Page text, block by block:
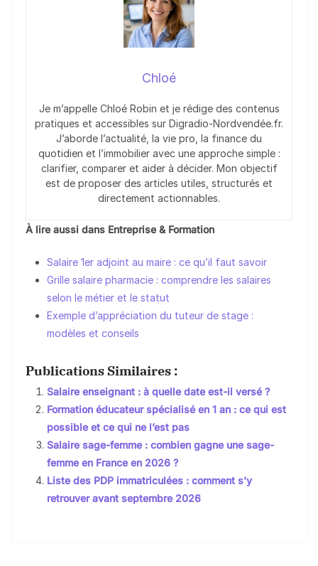
Chloé
Je m’appelle Chloé Robin et je rédige des contenus
pratiques et accessibles sur Digradio-Nordvendée.fr.
J’aborde l’actualité, la vie pro, la finance du
quotidien et l’immobilier avec une approche simple :
clarifier, comparer et aider à décider. Mon objectif
est de proposer des articles utiles, structurés et
directement actionnables.
À lire aussi dans Entreprise & Formation
Salaire 1er adjoint au maire : ce qu’il faut savoir
Grille salaire pharmacie : comprendre les salaires
selon le métier et le statut
Exemple d’appréciation du tuteur de stage :
modèles et conseils
Publications Similaires :
Salaire enseignant : à quelle date est-il versé ?
Formation éducateur spécialisé en 1 an : ce qui est
possible et ce qui ne l’est pas
Salaire sage-femme : combien gagne une sage-
femme en France en 2026 ?
Liste des PDP immatriculées : comment s’y
retrouver avant septembre 2026